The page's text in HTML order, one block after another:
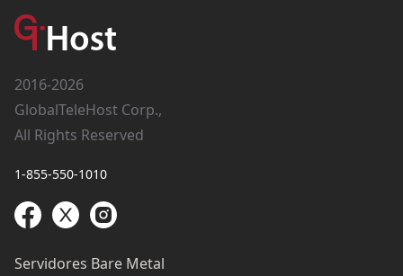
2016-2026
GlobalTeleHost Corp.,
All Rights Reserved
1-855-550-1010
Servidores Bare Metal